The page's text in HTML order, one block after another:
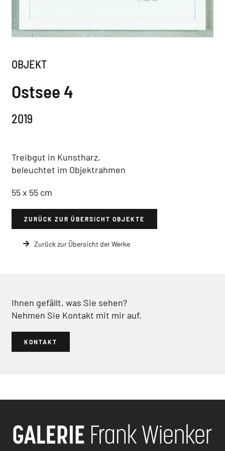
OBJEKT
Ostsee 4
2019
Treibgut in Kunstharz,
beleuchtet im Objektrahmen
55 x 55 cm
ZURÜCK ZUR ÜBERSICHT OBJEKTE
Zurück zur Übersicht der Werke
Ihnen gefällt, was Sie sehen?
Nehmen Sie Kontakt mit mir auf.
KONTAKT